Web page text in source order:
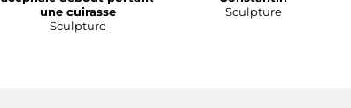
une cuirasse
Sculpture
Sculpture